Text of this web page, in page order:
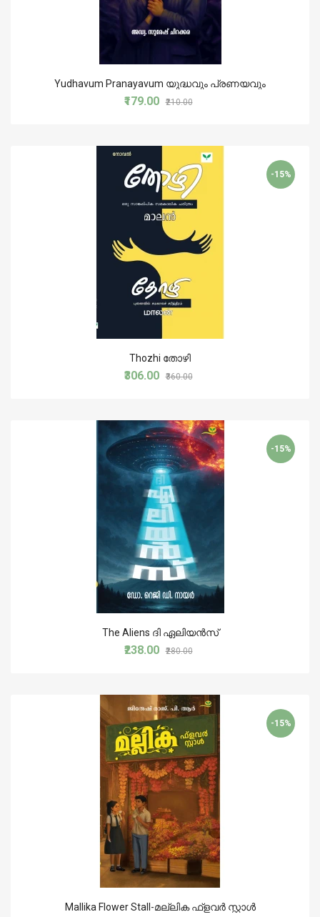
Yudhavum Pranayavum യുദ്ധവും പ്രണയവും
₹179.00 ₹210.00
-15%
Thozhi തോഴി
₹306.00 ₹360.00
-15%
The Aliens ദി ഏലിയന്‍സ്
₹238.00 ₹280.00
-15%
Mallika Flower Stall-മല്ലിക ഫ്‌ളവര്‍ സ്റ്റാള്‍